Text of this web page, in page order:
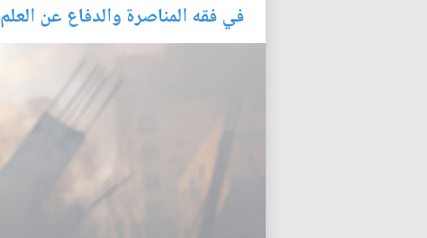
في فقه المناصرة والدفاع عن العلم